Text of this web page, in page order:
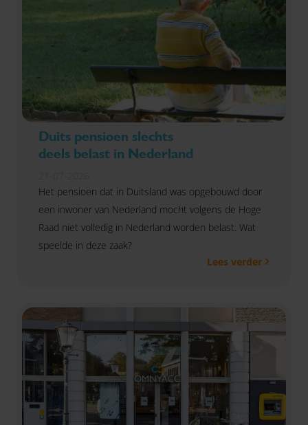
Duits pensioen slechts
deels belast in Nederland
Het pensioen dat in Duitsland was opgebouwd door
een inwoner van Nederland mocht volgens de Hoge
Raad niet volledig in Nederland worden belast. Wat
speelde in deze zaak?
Lees verder